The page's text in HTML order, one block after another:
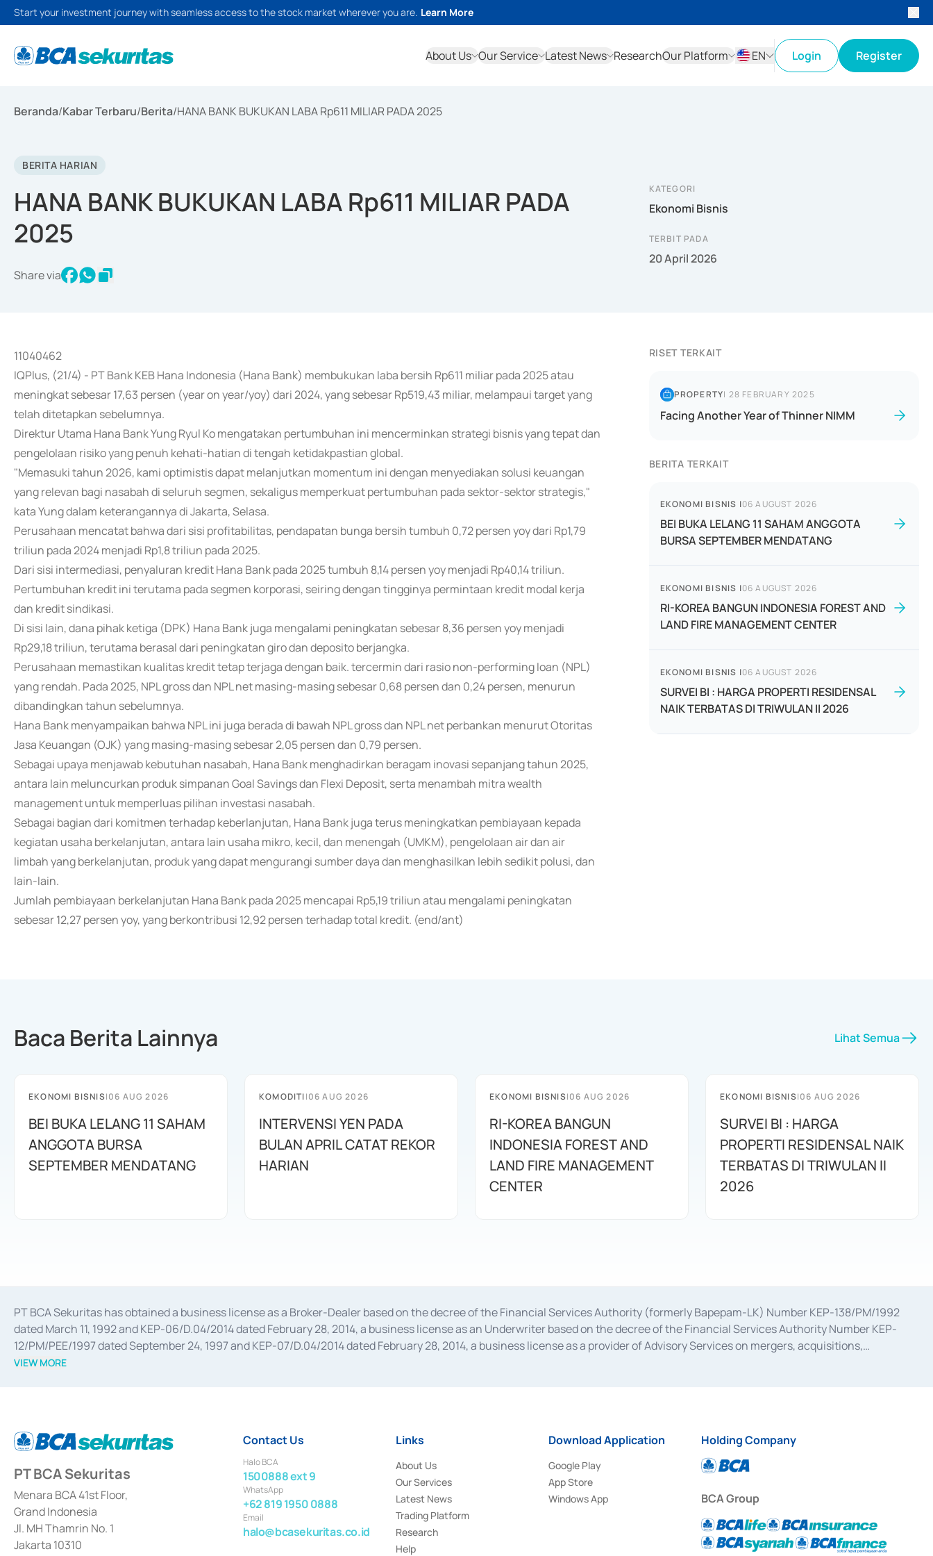
Start your investment journey with seamless access to the stock market wherever you are. Learn More
About Us Our Service Latest News ResearchOur Platform
EN
Login Register
Beranda/Kabar Terbaru/Berita/HANA BANK BUKUKAN LABA Rp611 MILIAR PADA 2025
BERITA HARIAN
HANA BANK BUKUKAN LABA Rp611 MILIAR PADA
2025
Share via
KATEGORI
Ekonomi Bisnis
TERBIT PADA
20 April 2026
11040462
IQPlus, (21/4) - PT Bank KEB Hana Indonesia (Hana Bank) membukukan laba bersih Rp611 miliar pada 2025 atau
meningkat sebesar 17,63 persen (year on year/yoy) dari 2024, yang sebesar Rp519,43 miliar, melampaui target yang
telah ditetapkan sebelumnya.
Direktur Utama Hana Bank Yung Ryul Ko mengatakan pertumbuhan ini mencerminkan strategi bisnis yang tepat dan
pengelolaan risiko yang penuh kehati-hatian di tengah ketidakpastian global.
"Memasuki tahun 2026, kami optimistis dapat melanjutkan momentum ini dengan menyediakan solusi keuangan
yang relevan bagi nasabah di seluruh segmen, sekaligus memperkuat pertumbuhan pada sektor-sektor strategis,"
kata Yung dalam keterangannya di Jakarta, Selasa.
Perusahaan mencatat bahwa dari sisi profitabilitas, pendapatan bunga bersih tumbuh 0,72 persen yoy dari Rp1,79
triliun pada 2024 menjadi Rp1,8 triliun pada 2025.
Dari sisi intermediasi, penyaluran kredit Hana Bank pada 2025 tumbuh 8,14 persen yoy menjadi Rp40,14 triliun.
Pertumbuhan kredit ini terutama pada segmen korporasi, seiring dengan tingginya permintaan kredit modal kerja
dan kredit sindikasi.
Di sisi lain, dana pihak ketiga (DPK) Hana Bank juga mengalami peningkatan sebesar 8,36 persen yoy menjadi
Rp29,18 triliun, terutama berasal dari peningkatan giro dan deposito berjangka.
Perusahaan memastikan kualitas kredit tetap terjaga dengan baik. tercermin dari rasio non-performing loan (NPL)
yang rendah. Pada 2025, NPL gross dan NPL net masing-masing sebesar 0,68 persen dan 0,24 persen, menurun
dibandingkan tahun sebelumnya.
Hana Bank menyampaikan bahwa NPL ini juga berada di bawah NPL gross dan NPL net perbankan menurut Otoritas
Jasa Keuangan (OJK) yang masing-masing sebesar 2,05 persen dan 0,79 persen.
Sebagai upaya menjawab kebutuhan nasabah, Hana Bank menghadirkan beragam inovasi sepanjang tahun 2025,
antara lain meluncurkan produk simpanan Goal Savings dan Flexi Deposit, serta menambah mitra wealth
management untuk memperluas pilihan investasi nasabah.
Sebagai bagian dari komitmen terhadap keberlanjutan, Hana Bank juga terus meningkatkan pembiayaan kepada
kegiatan usaha berkelanjutan, antara lain usaha mikro, kecil, dan menengah (UMKM), pengelolaan air dan air
limbah yang berkelanjutan, produk yang dapat mengurangi sumber daya dan menghasilkan lebih sedikit polusi, dan
lain-lain.
Jumlah pembiayaan berkelanjutan Hana Bank pada 2025 mencapai Rp5,19 triliun atau mengalami peningkatan
sebesar 12,27 persen yoy, yang berkontribusi 12,92 persen terhadap total kredit. (end/ant)
RISET TERKAIT
PROPERTY| 28 FEBRUARY 2025
Facing Another Year of Thinner NIMM
BERITA TERKAIT
EKONOMI BISNIS |06 AUGUST 2026
BEI BUKA LELANG 11 SAHAM ANGGOTA
BURSA SEPTEMBER MENDATANG
EKONOMI BISNIS |06 AUGUST 2026
RI-KOREA BANGUN INDONESIA FOREST AND
LAND FIRE MANAGEMENT CENTER
EKONOMI BISNIS |06 AUGUST 2026
SURVEI BI : HARGA PROPERTI RESIDENSAL
NAIK TERBATAS DI TRIWULAN II 2026
Baca Berita Lainnya Lihat Semua
EKONOMI BISNIS|06 AUG 2026
BEI BUKA LELANG 11 SAHAM
ANGGOTA BURSA
SEPTEMBER MENDATANG
KOMODITI|06 AUG 2026
INTERVENSI YEN PADA
BULAN APRIL CATAT REKOR
HARIAN
EKONOMI BISNIS|06 AUG 2026
RI-KOREA BANGUN
INDONESIA FOREST AND
LAND FIRE MANAGEMENT
CENTER
EKONOMI BISNIS|06 AUG 2026
SURVEI BI : HARGA
PROPERTI RESIDENSAL NAIK
TERBATAS DI TRIWULAN II
2026
PT BCA Sekuritas has obtained a business license as a Broker-Dealer based on the decree of the Financial Services Authority (formerly Bapepam-LK) Number KEP-138/PM/1992
dated March 11, 1992 and KEP-06/D.04/2014 dated February 28, 2014, a business license as an Underwriter based on the decree of the Financial Services Authority Number KEP-
12/PM/PEE/1997 dated September 24, 1997 and KEP-07/D.04/2014 dated February 28, 2014, a business license as a provider of Advisory Services on mergers, acquisitions,
divestments, and joint ventures based on the decree of the Financial Services Authority Number S-67/PM.21/2014 dated February 28, 2014, a business license as a provider of
Settlement of Commercial Paper Transactions whose license was issued in 2018.
VIEW MORE
PT BCA Sekuritas
Menara BCA 41st Floor,
Grand Indonesia
Jl. MH Thamrin No. 1
Jakarta 10310
Contact Us
Halo BCA
1500888 ext 9
WhatsApp
+62 819 1950 0888
Email
halo@bcasekuritas.co.id
Links
About Us
Our Services
Latest News
Trading Platform
Research
Help
Download Application
Google Play
App Store
Windows App
Holding Company
BCA Group